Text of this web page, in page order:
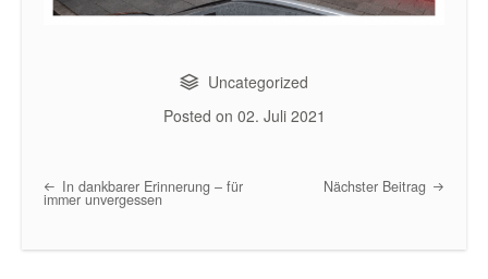
Uncategorized
Posted on 02. Juli 2021
Post navigation
In dankbarer Erinnerung – für
immer unvergessen
Nächster Beitrag